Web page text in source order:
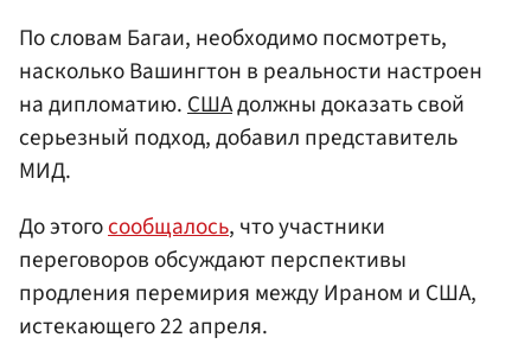
По словам Багаи, необходимо посмотреть,
насколько Вашингтон в реальности настроен
на дипломатию. СШАдолжны доказать свой
серьезный подход, добавил представитель
МИД.
До этогосообщалось, что участники
переговоров обсуждают перспективы
продления перемирия между Ираном и США,
истекающего 22 апреля.